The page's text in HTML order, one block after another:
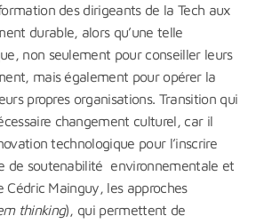
des dirigeants de la Tech aux
durable, alors qu’une telle
non seulement pour conseiller leurs
mais également pour opérer la
propres organisations. Transition qui
changement culturel, car il
technologique pour l’inscrire
de soutenabilité environnementale et
Cédric Mainguy, les approches
thinking), qui permettent de